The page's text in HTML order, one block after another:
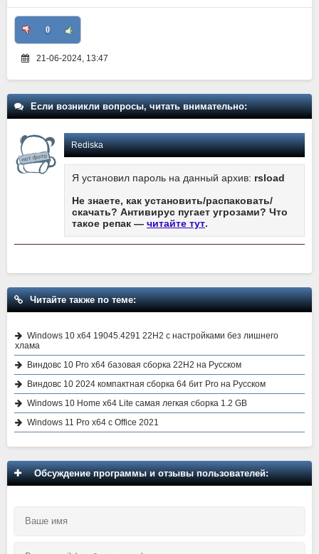
0
21-06-2024, 13:47
Если возникли вопросы, читать внимательно:
Rediska
Я установил пароль на данный архив: rsload
Не знаете, как установить/распаковать/
скачать? Антивирус пугает угрозами? Что
такое репак — читайте тут.
Читайте также по теме:
Windows 10 x64 19045.4291 22H2 с настройками без лишнего
хлама
Виндовс 10 Pro x64 базовая сборка 22H2 на Русском
Виндовс 10 2024 компактная сборка 64 бит Pro на Русском
Windows 10 Home x64 Lite самая легкая сборка 1.2 GB
Windows 11 Pro x64 с Office 2021
Обсуждение программы и отзывы пользователей: